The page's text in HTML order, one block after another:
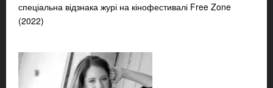
спеціальна відзнака журі на кінофестивалі Free Zone
(2022)